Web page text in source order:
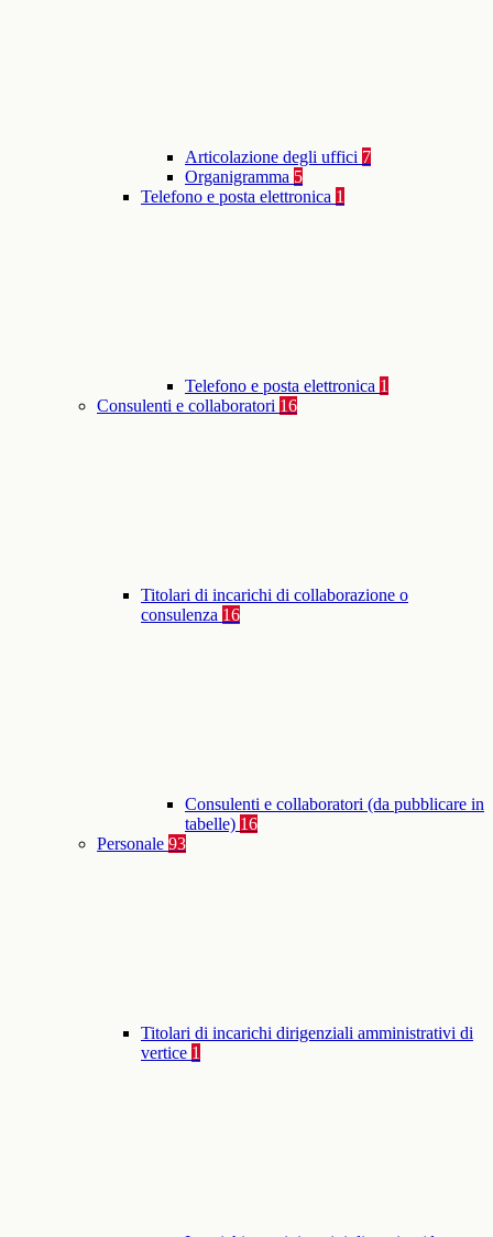
Articolazione degli uffici 7
Organigramma 5
Telefono e posta elettronica 1
Telefono e posta elettronica 1
Consulenti e collaboratori 16
Titolari di incarichi di collaborazione o
consulenza 16
Consulenti e collaboratori (da pubblicare in
tabelle) 16
Personale 93
Titolari di incarichi dirigenziali amministrativi di
vertice 1